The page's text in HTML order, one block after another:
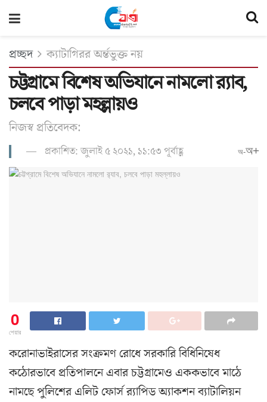
প্রচ্ছদ ক্যাটাগিরর অর্ন্তভুক্ত নয়
চট্টগ্রামে বিশেষ অভিযানে নামলো র‍্যাব,
চলবে পাড়া মহল্লায়ও
নিজস্ব প্রতিবেদক:
প্রকাশিত: জুলাই ৫ ২০২১, ১১:৫৩ পূর্বাহ্ণ অ-অ+
0
শেয়ার
করোনাভাইরাসের সংক্রমণ রোধে সরকারি বিধিনিষেধ
কঠোরভাবে প্রতিপালনে এবার চট্টগ্রামেও এককভাবে মাঠে
নামছে পুলিশের এলিট ফোর্স র‍্যাপিড অ্যাকশন ব্যাটালিয়ন